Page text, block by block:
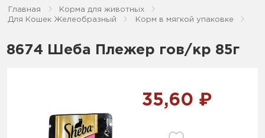
Главная
Корма для животных
Для Кошек Желеобразный
Корм в мягкой упаковке
8674 Шеба Плежер гов/кр 85г
35,60 ₽